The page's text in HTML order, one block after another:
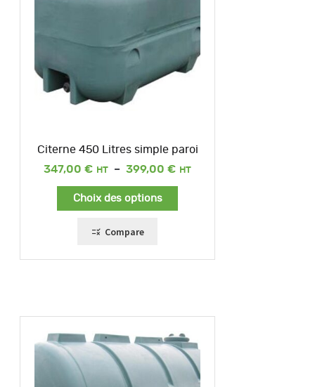
Citerne 450 Litres simple paroi
347,00 € – 399,00 €
Plage
Choix des options
Compare